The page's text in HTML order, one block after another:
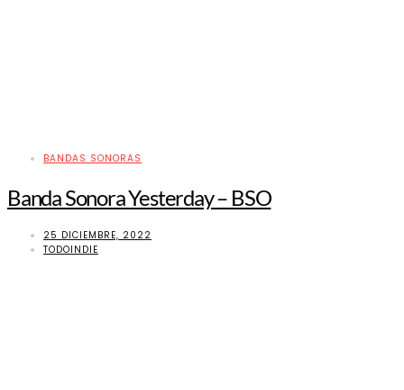
BANDAS SONORAS
Banda Sonora Yesterday – BSO
25 DICIEMBRE, 2022
TODOINDIE